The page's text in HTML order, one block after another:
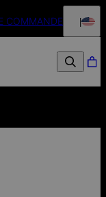
Retours
COMMANDE